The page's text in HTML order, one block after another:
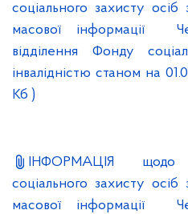
соціального захисту осіб
масової інформації
відділення Фонду
інвалідністю станом на
Кб )
ІНФОРМАЦІЯ щодо
соціального захисту осіб
масової інформації